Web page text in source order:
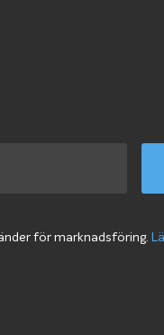
för marknadsföring.